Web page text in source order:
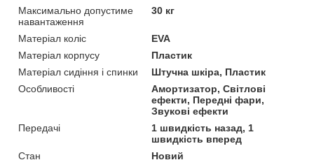
Максимально допустиме
навантаження
30 кг
Матеріал коліс
EVA
Матеріал корпусу
Пластик
Матеріал сидіння і спинки
Штучна шкіра, Пластик
Особливості
Амортизатор, Світлові
ефекти, Передні фари,
Звукові ефекти
Передачі
1 швидкість назад, 1
швидкість вперед
Стан
Новий